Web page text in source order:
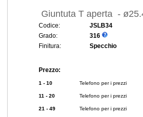
Giuntuta T aperta -
Codice:
JSLB34
Grado:
316
Finitura:
Specchio
Prezzo:
1 - 10 Telefono per i prezzi
11 - 20 Telefono per i prezzi
21 - 49 Telefono per i prezzi